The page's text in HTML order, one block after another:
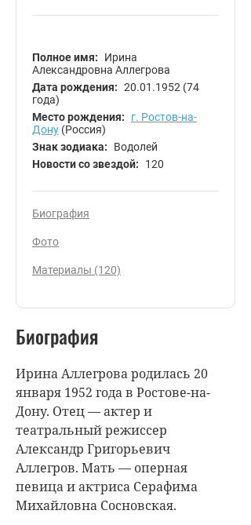
Полное имя:
Ирина
Александровна Аллегрова
Дата рождения: 20.01.1952 (74
года)
Место рождения:
г. Ростов-на-
Дону (Россия)
Знак зодиака:
Водолей
Новости со звездой:
120
Биография
Фото
Материалы (120)
Биография
Ирина Аллегрова родилась 20
января 1952 года в Ростове-на-
Дону. Отец — актер и
театральный режиссер
Александр Григорьевич
Аллегров. Мать — оперная
певица и актриса Серафима
Михайловна Сосновская.